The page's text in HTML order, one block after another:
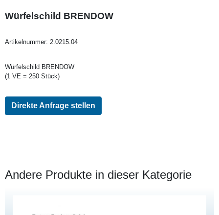
Würfelschild BRENDOW
Artikelnummer: 2.0215.04
Würfelschild BRENDOW
(1 VE = 250 Stück)
Direkte Anfrage stellen
Andere Produkte in dieser Kategorie